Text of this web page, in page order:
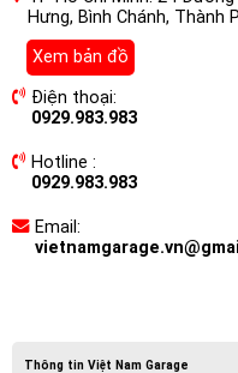
Hưng, Bình Chánh, Thành
Xem bản đồ
Điện thoại:
0929.983.983
Hotline :
0929.983.983
Email:
Thông tin Việt Nam Garage